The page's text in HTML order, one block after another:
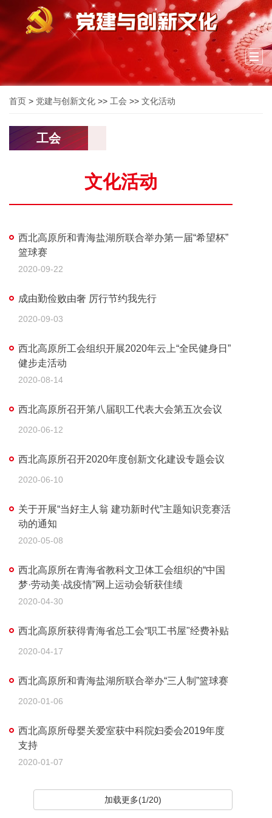
首页 > 党建与创新文化 >> 工会 >> 文化活动
工会
文化活动
西北高原所和青海盐湖所联合举办第一届“希望杯”
篮球赛
2020-09-22
成由勤俭败由奢 厉行节约我先行
2020-09-03
西北高原所工会组织开展2020年云上“全民健身日”
健步走活动
2020-08-14
西北高原所召开第八届职工代表大会第五次会议
2020-06-12
西北高原所召开2020年度创新文化建设专题会议
2020-06-10
关于开展“当好主人翁 建功新时代”主题知识竞赛活
动的通知
2020-05-08
西北高原所在青海省教科文卫体工会组织的“中国
梦·劳动美·战疫情”网上运动会斩获佳绩
2020-04-30
西北高原所获得青海省总工会“职工书屋"经费补贴
2020-04-17
西北高原所和青海盐湖所联合举办“三人制”篮球赛
2020-01-06
西北高原所母婴关爱室获中科院妇委会2019年度
支持
2020-01-07
加载更多(1/20)